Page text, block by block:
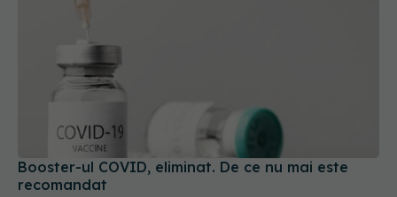
Booster-ul COVID, eliminat. De ce nu mai este
recomandat
28 mai 2025, 10:36